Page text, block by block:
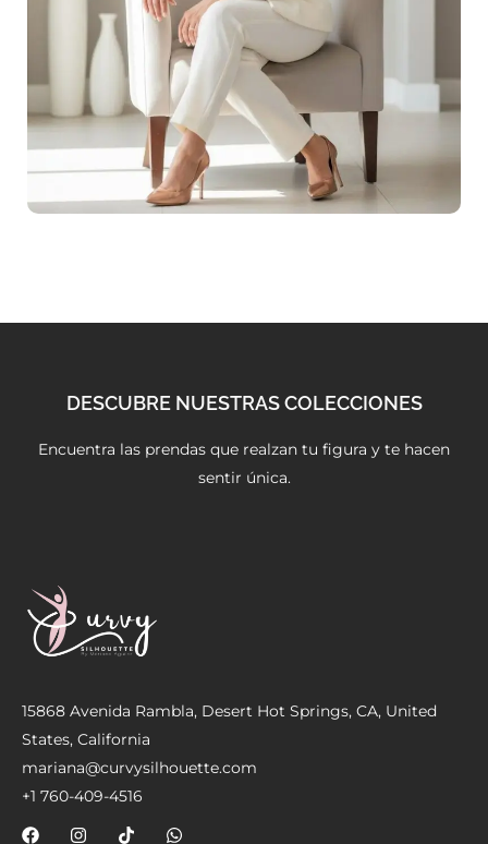
DESCUBRE NUESTRAS COLECCIONES
Encuentra las prendas que realzan tu figura y te hacen
sentir única.
15868 Avenida Rambla, Desert Hot Springs, CA, United
States, California
mariana@curvysilhouette.com
+1 760-409-4516